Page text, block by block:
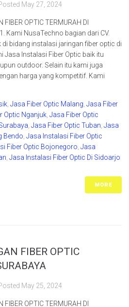
May 27, 2024
OPTIC TERMURAH DI
Kami NusaTechno bagian dari CV.
di bidang instalasi jaringan fiber optic di
Jasa Instalasi Fiber Optic baik itu
outdoor. Selain itu kami juga
harga yang kompetitif. Kami
Jasa Fiber Optic Malang Jasa Fiber
Optic Nganjuk Jasa Fiber Optic
Jasa Fiber Optic Tuban Jasa
Bendo Jasa Instalasi Fiber Optic
Fiber Optic Bojonegoro Jasa
Jasa Instalasi Fiber Optic Di Sidoarjo
MORE
FIBER OPTIC
May 25, 2024
OPTIC TERMURAH DI